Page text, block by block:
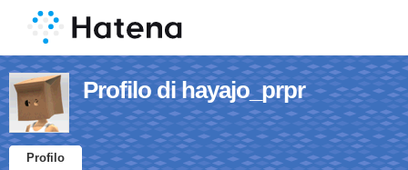
Profilo di hayajo_prpr
Profilo